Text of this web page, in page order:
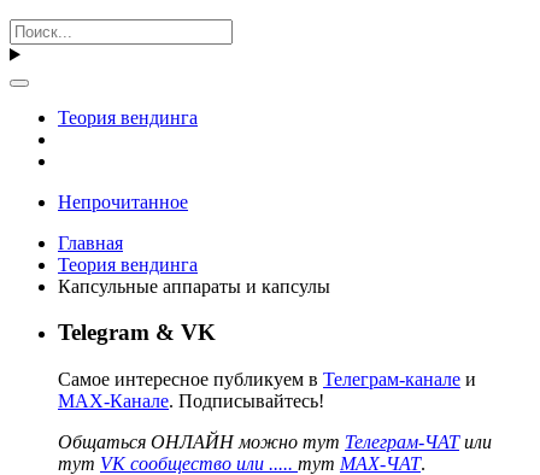
Теория вендинга
Непрочитанное
Главная
Теория вендинга
Капсульные аппараты и капсулы
Telegram & VK
Самое интересное публикуем в Телеграм-канале и
MAX-Канале. Подписывайтесь!
Общаться ОНЛАЙН можно тут Телеграм-ЧАТили
тут VK сообщество или ..... тут MAX-ЧАТ.